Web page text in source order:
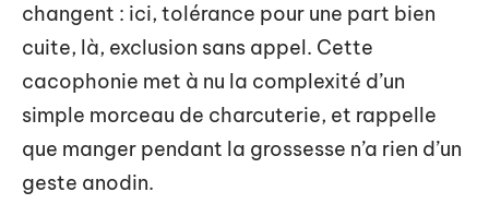
changent : ici, tolérance pour une part bien
cuite, là, exclusion sans appel. Cette
cacophonie met à nu la complexité d’un
simple morceau de charcuterie, et rappelle
que manger pendant la grossesse n’a rien d’un
geste anodin.